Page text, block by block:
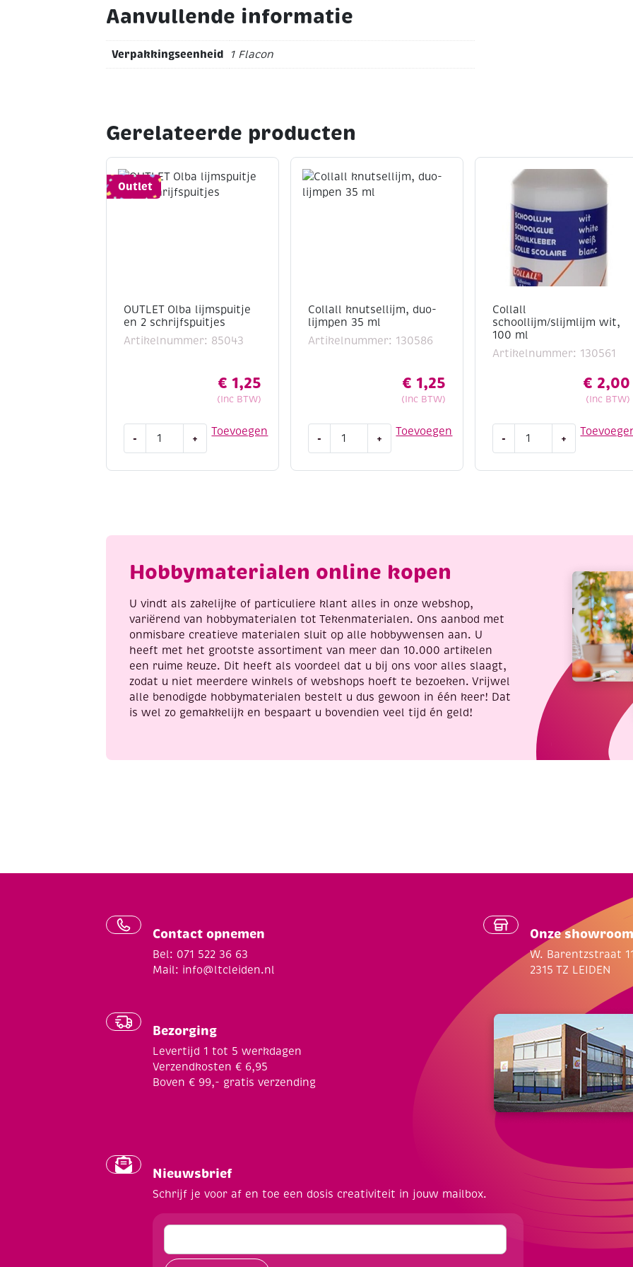
Aanvullende informatie
Verpakkingseenheid 1 Flacon
Gerelateerde producten
Outlet
OUTLET Olba lijmspuitje
en 2 schrijfspuitjes
Artikelnummer: 85043
€ 1,25
(Inc BTW)
Toevoegen
- +
Collall knutsellijm, duo-
lijmpen 35 ml
Artikelnummer: 130586
€ 1,25
(Inc BTW)
Toevoegen
-
knutsellijm,
+
Collall
schoollijm/slijmlijm wit,
100 ml
Artikelnummer: 130561
€ 2,00
(Inc BTW)
-
schoollijm/slijmlijm
+
Hobbymaterialen online kopen
U vindt als zakelijke of particuliere klant alles in onze webshop,
variërend van hobbymaterialen tot Tekenmaterialen. Ons aanbod met
onmisbare creatieve materialen sluit op alle hobbywensen aan. U
heeft met het grootste assortiment van meer dan 10.000 artikelen
een ruime keuze. Dit heeft als voordeel dat u bij ons voor alles slaagt,
zodat u niet meerdere winkels of webshops hoeft te bezoeken. Vrijwel
alle benodigde hobbymaterialen bestelt u dus gewoon in één keer! Dat
is wel zo gemakkelijk en bespaart u bovendien veel tijd én geld!
Contact opnemen
Bel: 071 522 36 63
Mail: info@ltcleiden.nl
Bezorging
Levertijd 1 tot 5 werkdagen
Verzendkosten € 6,95
Boven € 99,- gratis verzending
Onze showroom
W. Barentzstraat
2315 TZ LEIDEN
Nieuwsbrief
Schrijf je voor af en toe een dosis creativiteit in jouw mailbox.